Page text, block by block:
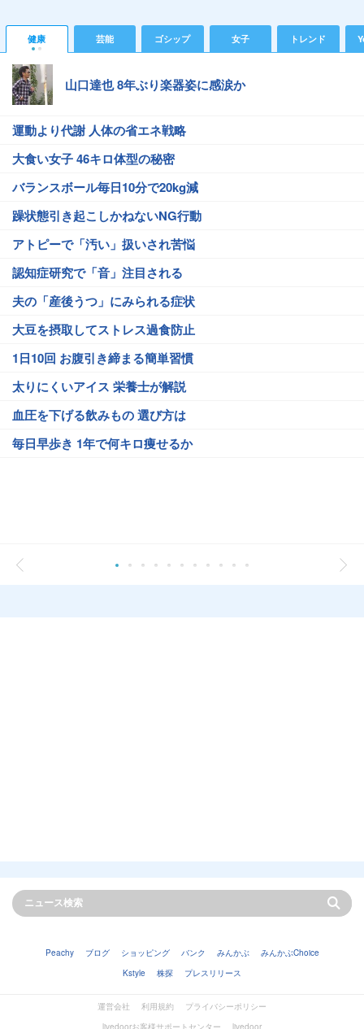
健康 芸能 ゴシップ 女子 トレンド
山口達也 8年ぶり楽器姿に感涙か
運動より代謝 人体の省エネ戦略
大食い女子 46キロ体型の秘密
バランスボール毎日10分で20kg減
躁状態引き起こしかねないNG行動
アトピーで「汚い」扱いされ苦悩
認知症研究で「音」注目される
夫の「産後うつ」にみられる症状
大豆を摂取してストレス過食防止
1日10回 お腹引き締まる簡単習慣
太りにくいアイス 栄養士が解説
血圧を下げる飲みもの 選び方は
毎日早歩き 1年で何キロ痩せるか
Peachy ブログ ショッピング バンク みんかぶ
みんかぶChoice
Kstyle
株探 プレスリリース
運営会社 利用規約
プライバシーポリシー
livedoorお客様サポートセンター
livedoor